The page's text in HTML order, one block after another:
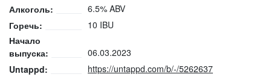
Алкоголь:
6.5% ABV
Горечь:
10 IBU
Начало
выпуска:
06.03.2023
Untappd:
https://untappd.com/b/-/5262637